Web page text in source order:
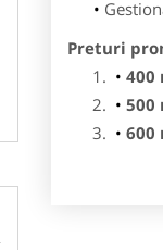
Preturi
400
500
600